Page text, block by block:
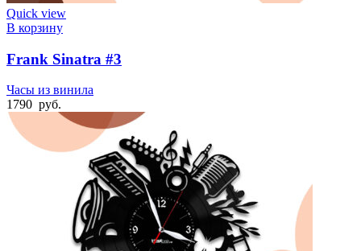
Quick view
В корзину
Frank Sinatra #3
Часы из винила
1790 руб.